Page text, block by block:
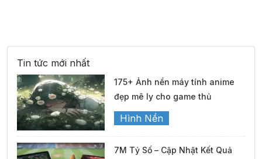
Tin tức mới nhất
175+ Ảnh nền máy tính anime
đẹp mê ly cho game thủ
Hình Nền
7M Tỷ Số – Cập Nhật Kết Quả